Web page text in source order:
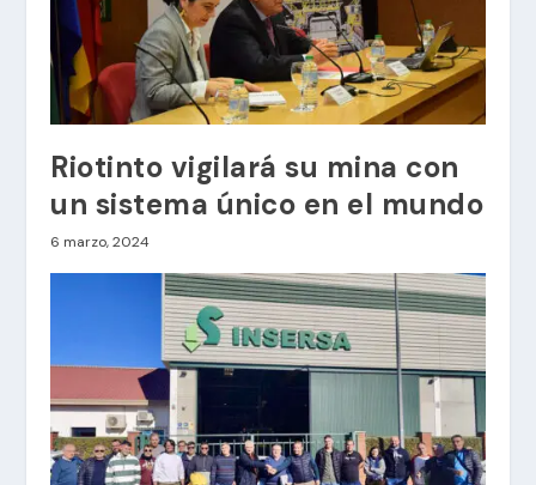
Riotinto vigilará su mina con
un sistema único en el mundo
6 marzo, 2024